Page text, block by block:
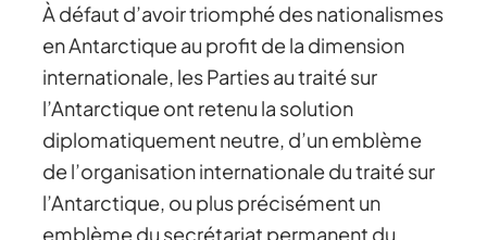
À défaut d’avoir triomphé des nationalismes
en Antarctique au profit de la dimension
internationale, les Parties au traité sur
l’Antarctique ont retenu la solution
diplomatiquement neutre, d’un emblème
de l’organisation internationale du traité sur
l’Antarctique, ou plus précisément un
emblème du secrétariat permanent du